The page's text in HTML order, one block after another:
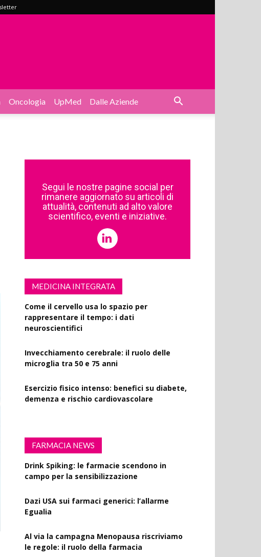
Oncologia UpMed Dalle Aziende
Segui le nostre pagine social per
rimanere aggiornato su articoli di
attualità, contenuti ad alto valore
scientifico, eventi e iniziative.
MEDICINA INTEGRATA
Come il cervello usa lo spazio per
rappresentare il tempo: i dati
neuroscientifici
Invecchiamento cerebrale: il ruolo delle
microglia tra 50 e 75 anni
Esercizio fisico intenso: benefici su diabete,
demenza e rischio cardiovascolare
FARMACIA NEWS
Drink Spiking: le farmacie scendono in
campo per la sensibilizzazione
Dazi USA sui farmaci generici: l’allarme
Egualia
Al via la campagna Menopausa riscriviamo
le regole: il ruolo della farmacia